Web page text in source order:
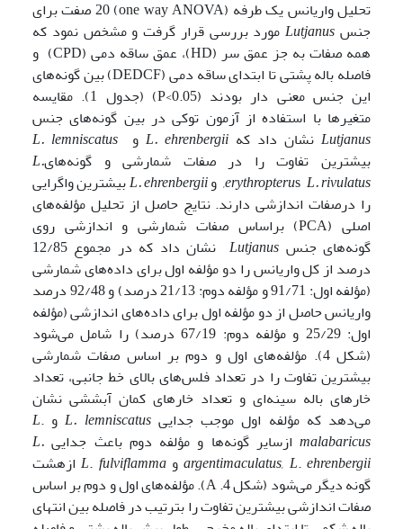
تحلیل واریانس یک طرفه (one way ANOVA) 20 صفت برای
جنس Lutjanusمورد بررسی قرار گرفت و مشخص نمود که
همه صفات به جز عمق سر (HD)، عمق ساقه دمی (CPD) و
فاصله باله پشتی تا ابتدای ساقه دمی (DEDCF) بین گونه‌های
این جنس معنی دار بودند (P<0.05) (جدول 1). مقایسه
متغیرها با استفاده از آزمون توکی در بین گونه‌های جنس
Lutjanus نشان داد که L. ehrenbergii و L. lemniscatus
بیشترین تفاوت را در صفات شمارشی و گونه‌هایL.
erythropterus L. rivulatus, و L.ehrenbergii
بیشترین واگرایی
را درصفات اندازشی دارند. نتایج حاصل از تحلیل مؤلفه‌های
اصلی (PCA) براساس صفات شمارشی و اندازشی روی
گونه‌های جنس Lutjanus
نشان داد که در مجموع 12/85
درصد از کل واریانس را دو مؤلفه اول برای داده‌های شمارشی
(مؤلفه اول: 91/71 و مؤلفه دوم: 21/13 درصد) و 92/48 درصد
واریانس حاصل از دو مؤلفه اول برای داده‌های اندازشی (مؤلفه
اول: 25/29 و مؤلفه دوم: 67/19 درصد) را شامل می‌شود
(شکل 4). مؤلفه‌های اول و دوم بر اساس صفات شمارشی
بیشترین تفاوت را در تعداد فلس‌های بالای خط جانبی، تعداد
خار­های باله سینه‌ای و تعداد خارهای کمان آبششی نشان
می‌دهد که مؤلفه اول موجب جداییL. lemniscatusو L.
malabaricus ازسایر گونه‌ها و مؤلفه دوم باعث جدایی L.
argentimaculatus, L.ehrenbergii و L. fulviflamma
ازهشت
گونه دیگر می‌شود (شکل A .4). مؤلفه‌های اول و دوم بر اساس
صفات اندازشی بیشترین تفاوت را بترتیب در فاصله بین انتهای